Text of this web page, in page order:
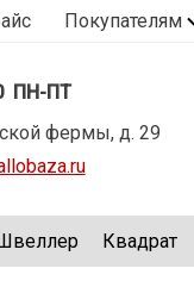
Покупателям
ПН-ПТ
фермы, д. 29
Квадрат